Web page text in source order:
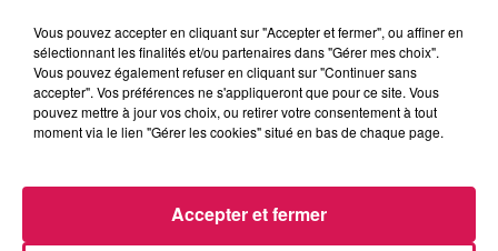
Du lundi au vendredi, avec les organisateurs de
manifestations et Eva, découvrons les évènements dans
notre région.
Vous pouvez accepter en cliquant sur "Accepter et fermer", ou affiner en
sélectionnant les finalités et/ou partenaires dans "Gérer mes choix".
Vous pouvez également refuser en cliquant sur "Continuer sans
accepter". Vos préférences ne s'appliqueront que pour ce site. Vous
pouvez mettre à jour vos choix, ou retirer votre consentement à tout
moment via le lien "Gérer les cookies" situé en bas de chaque page.
Accepter et fermer